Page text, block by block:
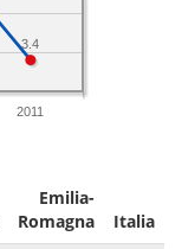
2011
3.4
Emilia-
Romagna
Italia